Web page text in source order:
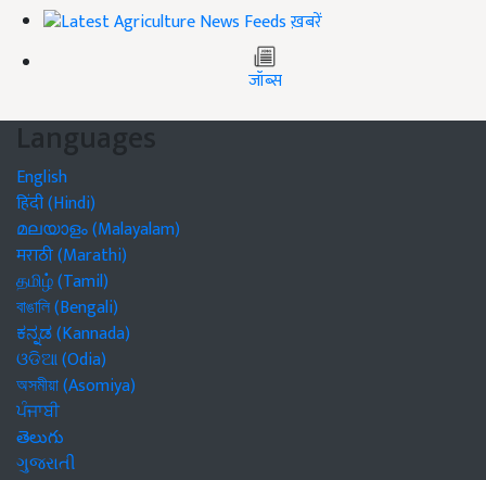
ख़बरें
जॉब्स
Languages
English
हिंदी (Hindi)
മലയാളം (Malayalam)
मराठी (Marathi)
தமிழ் (Tamil)
বাঙালি (Bengali)
ಕನ್ನಡ (Kannada)
ଓଡିଆ (Odia)
অসমীয়া (Asomiya)
ਪੰਜਾਬੀ
తెలుగు
ગુજરાતી